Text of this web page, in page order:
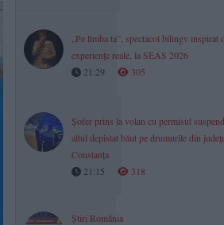
„Pe limba ta”, spectacol bilingv inspirat
experiențe reale, la SEAS 2026
21:29
305
Șofer prins la volan cu permisul
altul depistat băut pe drumurile din
Constanța
21:15
318
Știri România